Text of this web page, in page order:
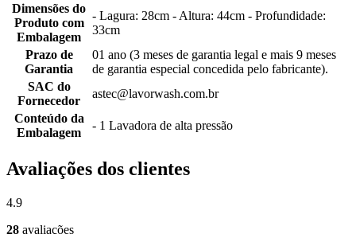
Dimensões do
Produto com
Embalagem
- Lagura: 28cm - Altura: 44cm - Profundidade:
33cm
Prazo de
Garantia
01 ano (3 meses de garantia legal e mais 9 meses
de garantia especial concedida pelo fabricante).
SAC do
Fornecedor
astec@lavorwash.com.br
Conteúdo da
Embalagem
- 1 Lavadora de alta pressão
Avaliações dos clientes
4.9
28 avaliações